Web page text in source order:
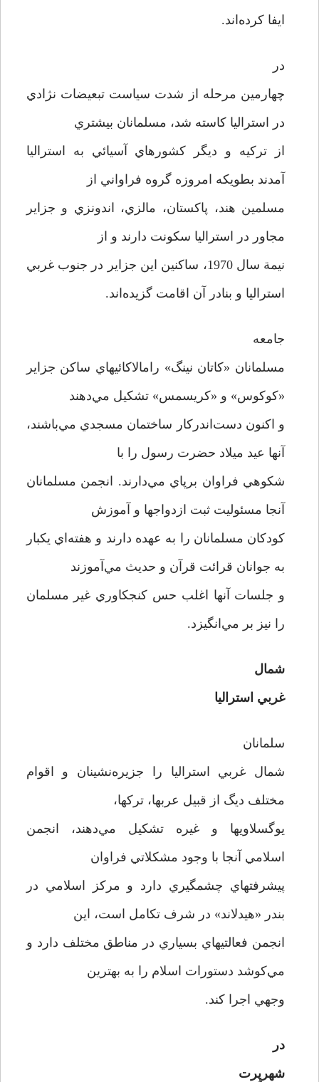
ايفا کرده‌اند.
در
چهارمين مرحله از شدت سياست تبعيضات نژادي
در استراليا کاسته شد، مسلمانان بيشتري
از ترکيه و ديگر کشورهاي آسيائي به استراليا
آمدند بطويکه امروزه گروه فراواني از
مسلمين هند، پاکستان، مالزي، اندونزي و جزاير
مجاور در استراليا سکونت دارند و از
نيمة سال 1970، ساکنين اين جزاير در جنوب غربي
استراليا و بنادر آن اقامت گزيده‌اند.
جامعه
مسلمانان «کاتان نينگ» رامالاکائيهاي ساکن جزاير
«کوکوس» و «کريسمس» تشکيل مي‌دهند
و اکنون دست‌اندرکار ساختمان مسجدي مي‌باشند،
آنها عيد ميلاد حضرت رسول را با
شکوهي فراوان برپاي مي‌دارند. انجمن مسلمانان
آنجا مسئوليت ثبت ازدواجها و آموزش
کودکان مسلمانان را به عهده دارند و هفته‌اي يکبار
به جوانان قرائت قرآن و حديث مي‌آموزند
و جلسات آنها اغلب حس کنجکاوري غير مسلمان
را نيز بر مي‌انگيزد.
شمال
غربي استراليا
سلمانان
شمال غربي استراليا را جزيره‌نشينان و اقوام
مختلف ديگ از قبيل عربها، ترکها،
يوگسلاويها و غيره تشکيل مي‌دهند، انجمن
اسلامي آنجا با وجود مشکلاتي فراوان
پيشرفتهاي چشمگيري دارد و مرکز اسلامي در
بندر «هيدلاند» در شرف تکامل است، اين
انجمن فعالتيهاي بسياري در مناطق مختلف دارد و
مي‌کوشد دستورات اسلام را به بهترين
وجهي اجرا کند.
در
شهرپِرت